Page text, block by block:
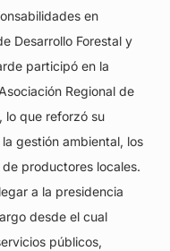
en
Desarrollo Forestal y
participó en la
Regional de
lo que reforzó su
gestión ambiental, los
productores locales.
a la presidencia
desde el cual
públicos,